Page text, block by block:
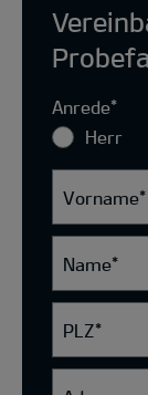
Anrede*
Herr
Vorname*
Name*
PLZ*